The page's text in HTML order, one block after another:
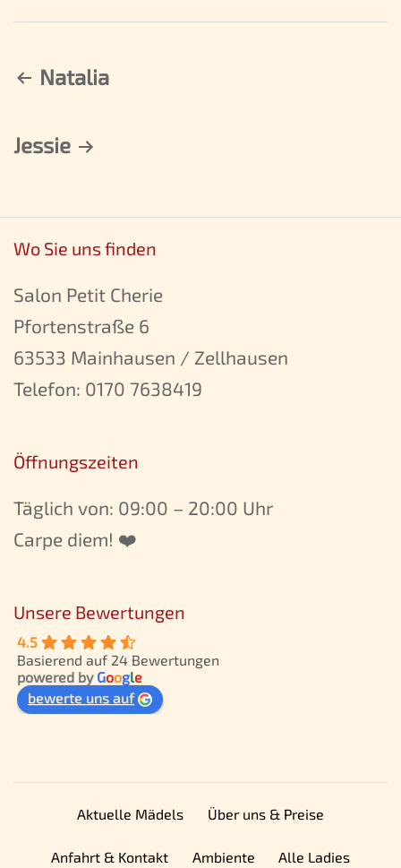
Beitragsnavigation
Natalia
Jessie
Wo Sie uns finden
Salon Petit Cherie
Pfortenstraße 6
63533 Mainhausen / Zellhausen
Telefon: 0170 7638419
Öffnungszeiten
Täglich von: 09:00 – 20:00 Uhr
Carpe diem! ❤️
Unsere Bewertungen
4.5
Basierend auf 24 Bewertungen
powered by Google
bewerte uns auf
Aktuelle Mädels Über uns & Preise
Anfahrt & Kontakt Ambiente Alle Ladies